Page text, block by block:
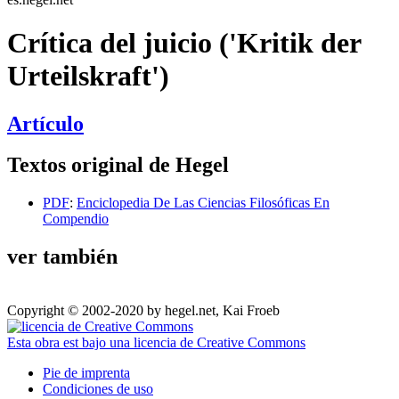
Crítica del juicio ('Kritik der
Urteilskraft')
Artículo
Textos original de Hegel
PDF: Enciclopedia De Las Ciencias Filosóficas En
Compendio
ver también
Copyright © 2002-2020 by hegel.net, Kai Froeb
Esta obra est bajo una licencia de Creative Commons
Pie de imprenta
Condiciones de uso